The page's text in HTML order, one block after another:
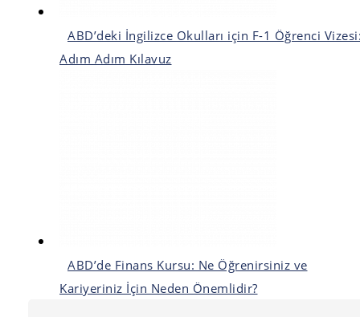
ABD’deki İngilizce Okulları için F-1 Öğrenci
Adım Adım Kılavuz
ABD’de Finans Kursu: Ne Öğrenirsiniz ve
Kariyeriniz İçin Neden Önemlidir?